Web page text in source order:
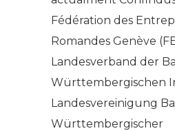
Fédération des
Romandes Genève
Landesverband der
Württembergischen
Landesvereinigung
Württembergischer